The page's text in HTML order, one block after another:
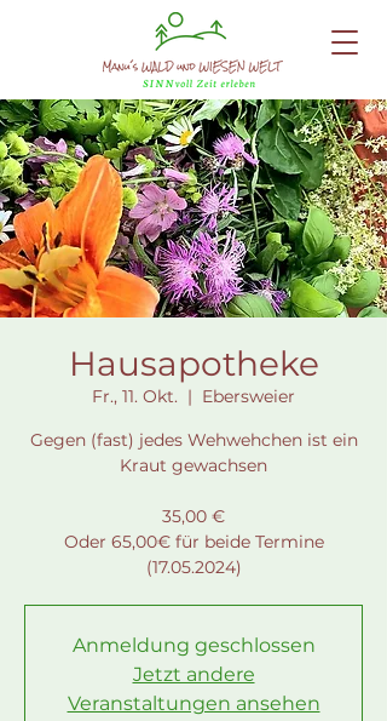
Hausapotheke
Fr., 11. Okt.
  |
Ebersweier
Gegen (fast) jedes Wehwehchen ist ein
Kraut gewachsen
35,00 €
Oder 65,00€ für beide Termine
(17.05.2024)
Anmeldung geschlossen
Jetzt andere
Veranstaltungen ansehen